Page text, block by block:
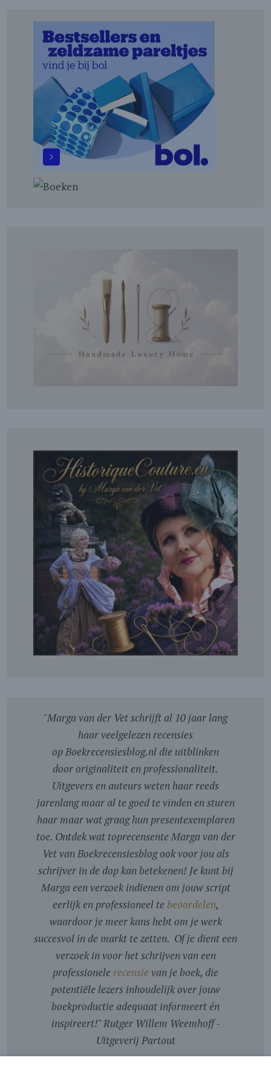
"Marga van der Vet schrijft al 10 jaar lang
haar veelgelezen recensies
op Boekrecensiesblog.nl die uitblinken
door originaliteit en professionaliteit.
Uitgevers en auteurs weten haar reeds
jarenlang maar al te goed te vinden en sturen
haar maar wat graag hun presentexemplaren
toe. Ontdek wat toprecensente Marga van der
Vet van Boekrecensiesblog ook voor jou als
schrijver in de dop kan betekenen! Je kunt bij
Marga een verzoek indienen om jouw script
eerlijk en professioneel te beoordelen,
waardoor je meer kans hebt om je werk
succesvol in de markt te zetten. Of je dient een
verzoek in voor het schrijven van een
professionele recensievan je boek, die
potentiële lezers inhoudelijk over jouw
boekproductie adequaat informeert én
inspireert!"Rutger Willem Weemhoff -
Uitgeverij Partout